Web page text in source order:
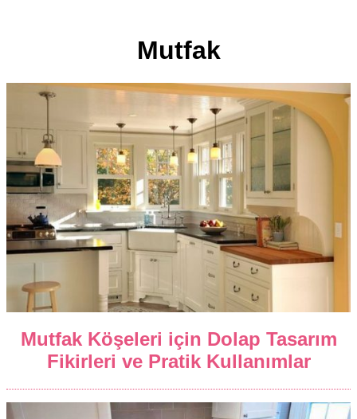
Mutfak
Mutfak Köşeleri için Dolap Tasarım
Fikirleri ve Pratik Kullanımlar